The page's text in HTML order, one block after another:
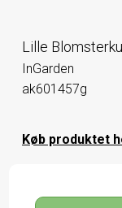
Lille
InGarden
ak601457g
Køb produktet